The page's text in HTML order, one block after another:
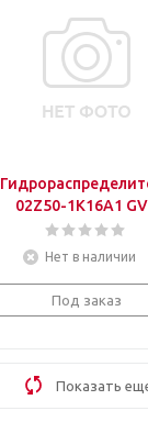
02Z50-1K16A1
Нет в наличии
Под заказ
Показать